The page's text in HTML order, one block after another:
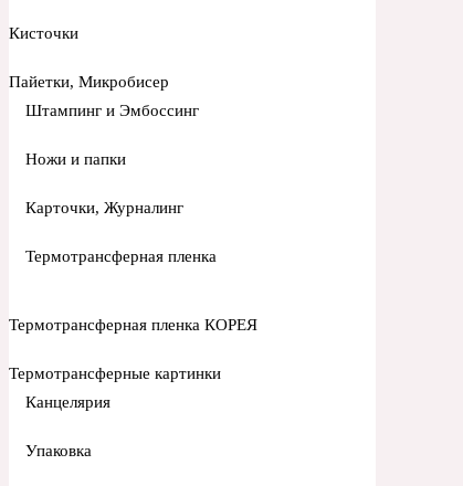
Кисточки
Пайетки, Микробисер
Штампинг и Эмбоссинг
Ножи и папки
Карточки, Журналинг
Термотрансферная пленка
Термотрансферная пленка КОРЕЯ
Термотрансферные картинки
Канцелярия
Упаковка